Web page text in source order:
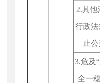
2.其他
行政法
止
3.危及
全一